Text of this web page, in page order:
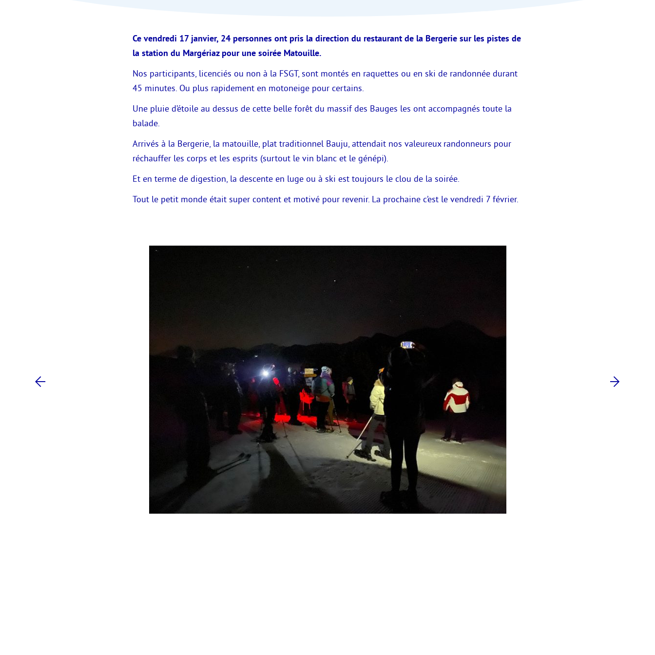
Ce vendredi 17 janvier, 24 personnes ont pris la direction du restaurant de la Bergerie sur les pistes de
la station du Margériaz pour une soirée Matouille.
Nos participants, licenciés ou non à la FSGT, sont montés en raquettes ou en ski de randonnée durant
45 minutes. Ou plus rapidement en motoneige pour certains.
Une pluie d’étoile au dessus de cette belle forêt du massif des Bauges les ont accompagnés toute la
balade.
Arrivés à la Bergerie, la matouille, plat traditionnel Bauju, attendait nos valeureux randonneurs pour
réchauffer les corps et les esprits (surtout le vin blanc et le génépi).
Et en terme de digestion, la descente en luge ou à ski est toujours le clou de la soirée.
Tout le petit monde était super content et motivé pour revenir. La prochaine c’est le vendredi 7 février.